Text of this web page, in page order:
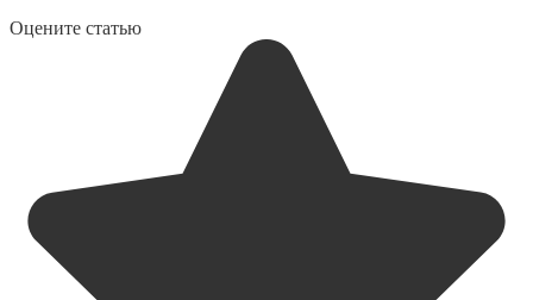
Оцените статью